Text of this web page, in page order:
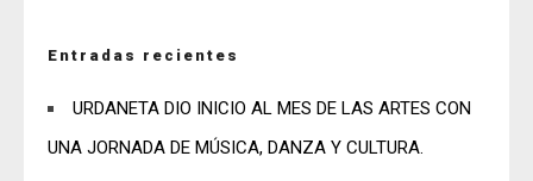
Entradas recientes
URDANETA DIO INICIO AL MES DE LAS ARTES CON
UNA JORNADA DE MÚSICA, DANZA Y CULTURA.